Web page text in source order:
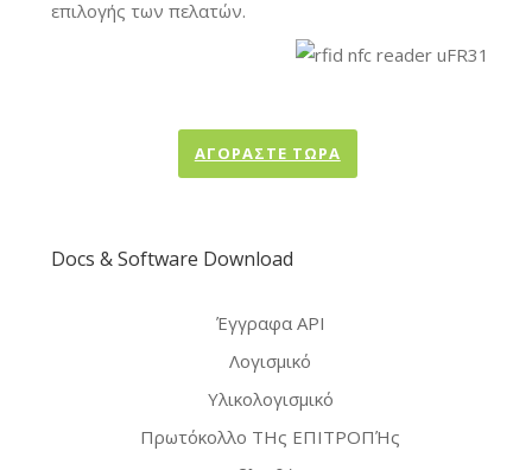
επιλογής των πελατών.
ΑΓΟΡΆΣΤΕ ΤΏΡΑ
Docs & Software Download
Έγγραφα API
Λογισμικό
Υλικολογισμικό
Πρωτόκολλο ΤΗς ΕΠΙΤΡΟΠΉς